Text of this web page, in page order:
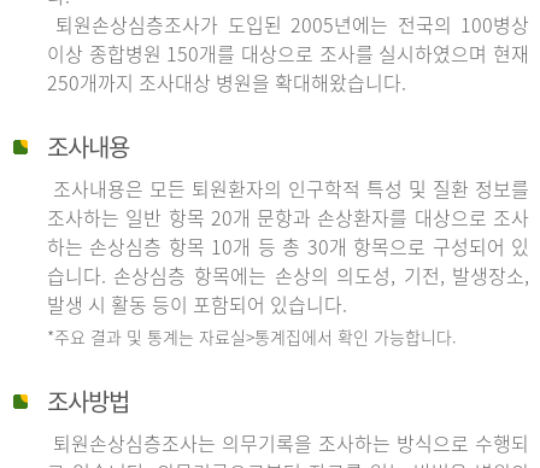
퇴원손상심층조사가 도입된 2005년에는 전국의 100병상
이상 종합병원 150개를 대상으로 조사를 실시하였으며 현재
250개까지 조사대상 병원을 확대해왔습니다.
조사내용
조사내용은 모든 퇴원환자의 인구학적 특성 및 질환 정보를
조사하는 일반 항목 20개 문항과 손상환자를 대상으로 조사
하는 손상심층 항목 10개 등 총 30개 항목으로 구성되어 있
습니다. 손상심층 항목에는 손상의 의도성, 기전, 발생장소,
발생 시 활동 등이 포함되어 있습니다.
*주요 결과 및 통계는 자료실>통계집에서 확인 가능합니다.
조사방법
퇴원손상심층조사는 의무기록을 조사하는 방식으로 수행되